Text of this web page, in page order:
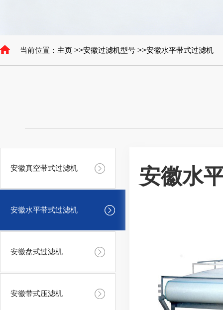
当前位置： 主页 >>安徽过滤机型号 >>安徽水平带式过滤机
安徽真空带式过滤机
安徽水平带式过滤机
安徽盘式过滤机
安徽带式压滤机
安徽水